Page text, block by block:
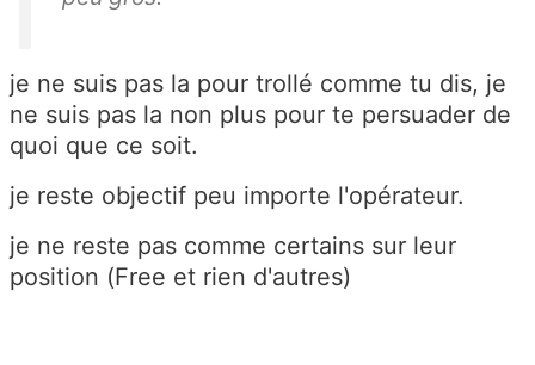
je ne suis pas la pour trollé comme tu dis, je
ne suis pas la non plus pour te persuader de
quoi que ce soit.
je reste objectif peu importe l'opérateur.
je ne reste pas comme certains sur leur
position (Free et rien d'autres)